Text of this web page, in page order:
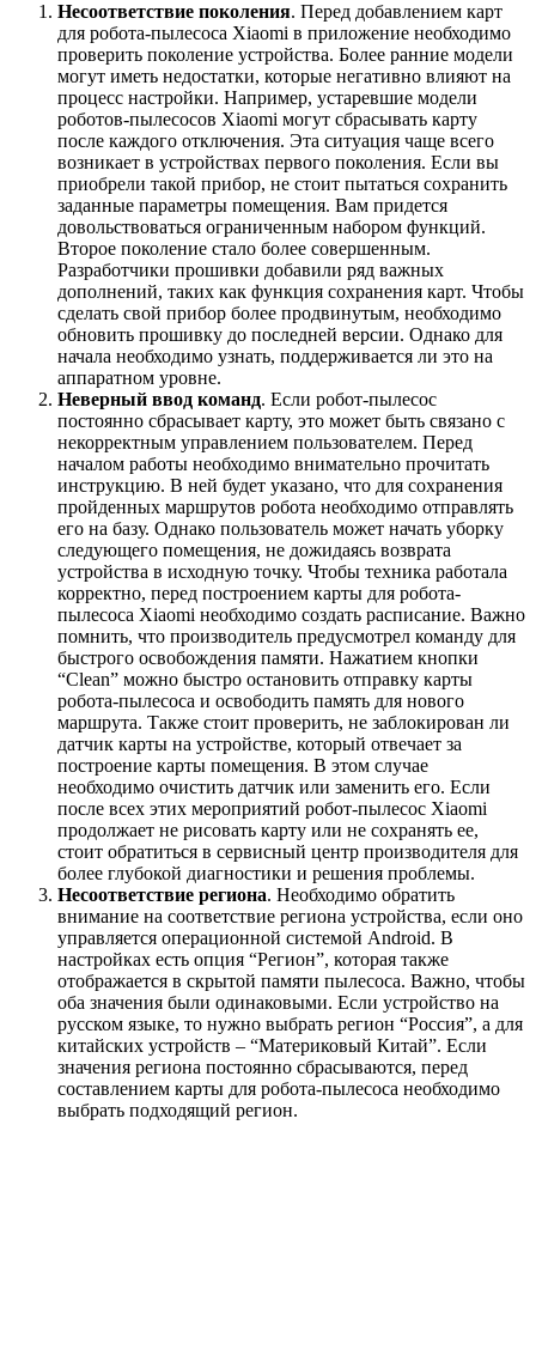
Несоответствие поколения. Перед добавлением карт
для робота-пылесоса Xiaomi в приложение необходимо
проверить поколение устройства. Более ранние модели
могут иметь недостатки, которые негативно влияют на
процесс настройки. Например, устаревшие модели
роботов-пылесосов Xiaomi могут сбрасывать карту
после каждого отключения. Эта ситуация чаще всего
возникает в устройствах первого поколения. Если вы
приобрели такой прибор, не стоит пытаться сохранить
заданные параметры помещения. Вам придется
довольствоваться ограниченным набором функций.
Второе поколение стало более совершенным.
Разработчики прошивки добавили ряд важных
дополнений, таких как функция сохранения карт. Чтобы
сделать свой прибор более продвинутым, необходимо
обновить прошивку до последней версии. Однако для
начала необходимо узнать, поддерживается ли это на
аппаратном уровне.
Неверный ввод команд. Если робот-пылесос
постоянно сбрасывает карту, это может быть связано с
некорректным управлением пользователем. Перед
началом работы необходимо внимательно прочитать
инструкцию. В ней будет указано, что для сохранения
пройденных маршрутов робота необходимо отправлять
его на базу. Однако пользователь может начать уборку
следующего помещения, не дожидаясь возврата
устройства в исходную точку. Чтобы техника работала
корректно, перед построением карты для робота-
пылесоса Xiaomi необходимо создать расписание. Важно
помнить, что производитель предусмотрел команду для
быстрого освобождения памяти. Нажатием кнопки
“Clean” можно быстро остановить отправку карты
робота-пылесоса и освободить память для нового
маршрута. Также стоит проверить, не заблокирован ли
датчик карты на устройстве, который отвечает за
построение карты помещения. В этом случае
необходимо очистить датчик или заменить его. Если
после всех этих мероприятий робот-пылесос Xiaomi
продолжает не рисовать карту или не сохранять ее,
стоит обратиться в сервисный центр производителя для
более глубокой диагностики и решения проблемы.
Несоответствие региона. Необходимо обратить
внимание на соответствие региона устройства, если оно
управляется операционной системой Android. В
настройках есть опция “Регион”, которая также
отображается в скрытой памяти пылесоса. Важно, чтобы
оба значения были одинаковыми. Если устройство на
русском языке, то нужно выбрать регион “Россия”, а для
китайских устройств – “Материковый Китай”. Если
значения региона постоянно сбрасываются, перед
составлением карты для робота-пылесоса необходимо
выбрать подходящий регион.